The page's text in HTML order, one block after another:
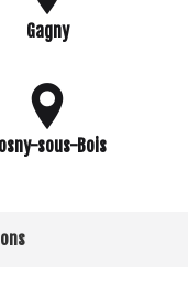
Gagny
sous-Bois